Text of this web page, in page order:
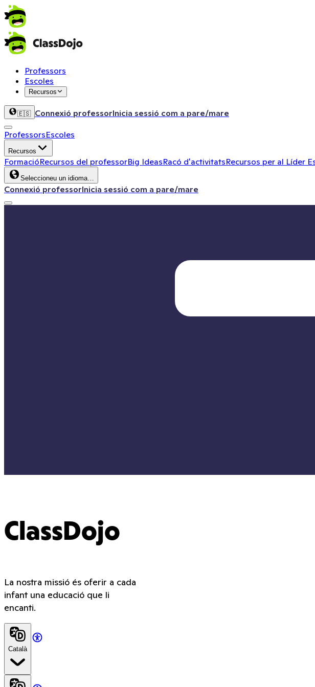
Professors
Escoles
Recursos
🇪🇸 Connexió professorInicia sessió com a pare/mare
ProfessorsEscoles
Recursos
FormacióRecursos del professorBig IdeasRacó d'activitatsRecursos per al Líder
Seleccioneu un idioma…
Connexió professorInicia sessió com a pare/mare
ClassDojo
La nostra missió és oferir a cada
infant una educació que li
encanti.
Català